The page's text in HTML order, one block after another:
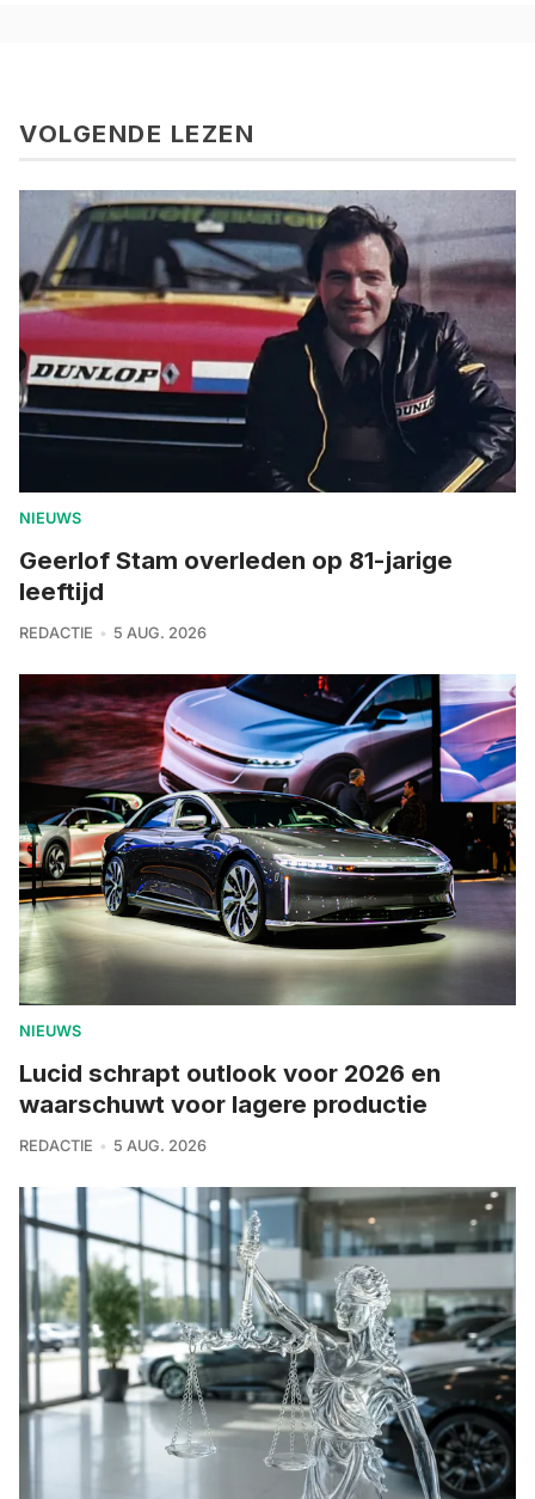
VOLGENDE LEZEN
NIEUWS
Geerlof Stam overleden op 81-jarige
leeftijd
REDACTIE 5 AUG. 2026
NIEUWS
Lucid schrapt outlook voor 2026 en
waarschuwt voor lagere productie
REDACTIE 5 AUG. 2026